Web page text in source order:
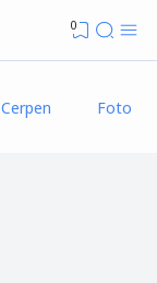
0
Cerpen Foto